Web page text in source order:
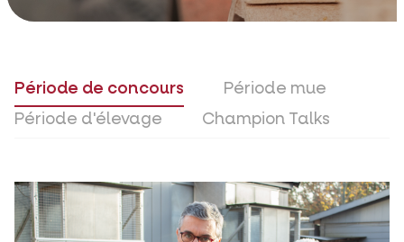
Période de concours
Période mue
Période d'élevage
Champion Talks